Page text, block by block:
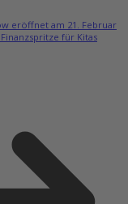
eröffnet am 21. Februar
für Kitas